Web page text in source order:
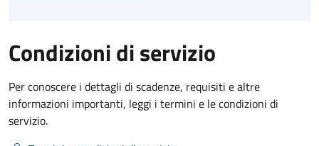
Condizioni di servizio
Per conoscere i dettagli di scadenze, requisiti e altre
informazioni importanti, leggi i termini e le condizioni di
servizio.